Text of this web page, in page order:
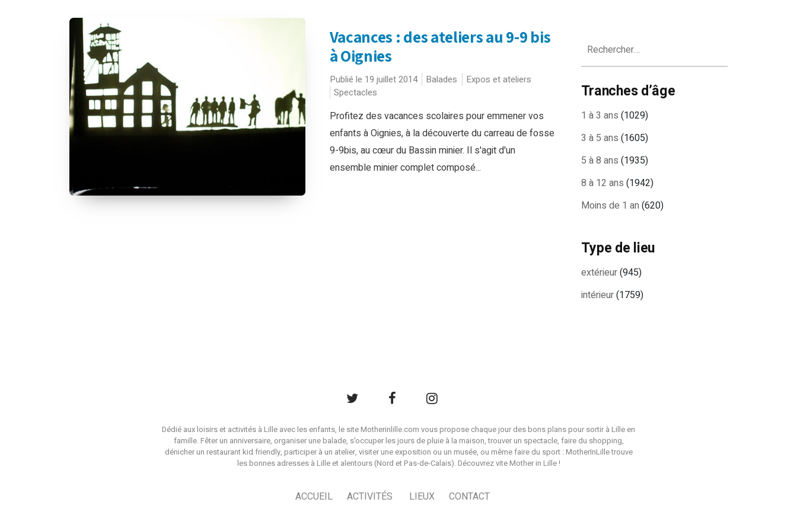
Vacances : des ateliers au 9-9 bis
à Oignies
Publié le 19 juillet 2014 Balades
Expos et ateliers
Spectacles
Profitez des vacances scolaires pour emmener vos
enfants à Oignies, à la découverte du carreau de fosse
9-9bis, au cœur du Bassin minier. Il s'agit d'un
ensemble minier complet composé...
Tranches d’âge
1 à 3 ans (1029)
3 à 5 ans (1605)
5 à 8 ans (1935)
8 à 12 ans (1942)
Moins de 1 an (620)
Type de lieu
extérieur(945)
intérieur(1759)
Dédié aux loisirs et activités à Lille avec les enfants, le site Motherinlille.com vous propose chaque jour des bons plans pour sortir à Lille en
famille. Fêter un anniversaire, organiser une balade, s'occuper les jours de pluie à la maison, trouver un spectacle, faire du shopping,
dénicher un restaurant kid friendly, participer à un atelier, visiter une exposition ou un musée, ou même faire du sport : MotherInLille trouve
les bonnes adresses à Lille et alentours (Nord et Pas-de-Calais). Découvrez vite Mother in Lille !
ACCUEIL ACTIVITÉS LIEUX CONTACT